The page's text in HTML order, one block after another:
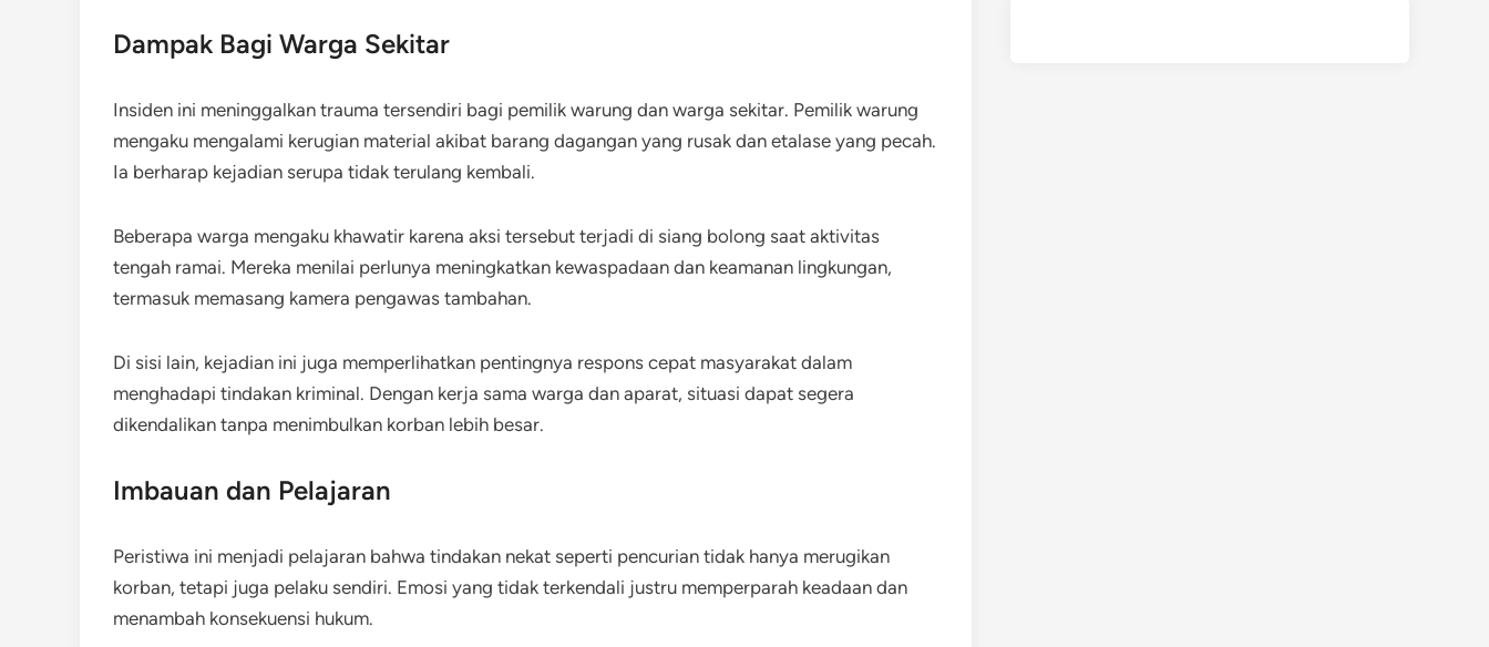
Dampak Bagi Warga Sekitar
Insiden ini meninggalkan trauma tersendiri bagi pemilik warung dan warga sekitar. Pemilik warung
mengaku mengalami kerugian material akibat barang dagangan yang rusak dan etalase yang pecah.
Ia berharap kejadian serupa tidak terulang kembali.
Beberapa warga mengaku khawatir karena aksi tersebut terjadi di siang bolong saat aktivitas
tengah ramai. Mereka menilai perlunya meningkatkan kewaspadaan dan keamanan lingkungan,
termasuk memasang kamera pengawas tambahan.
Di sisi lain, kejadian ini juga memperlihatkan pentingnya respons cepat masyarakat dalam
menghadapi tindakan kriminal. Dengan kerja sama warga dan aparat, situasi dapat segera
dikendalikan tanpa menimbulkan korban lebih besar.
Imbauan dan Pelajaran
Peristiwa ini menjadi pelajaran bahwa tindakan nekat seperti pencurian tidak hanya merugikan
korban, tetapi juga pelaku sendiri. Emosi yang tidak terkendali justru memperparah keadaan dan
menambah konsekuensi hukum.